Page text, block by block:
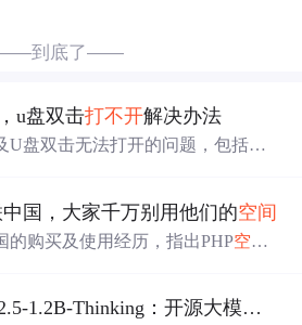
到底了——
，u盘双击打不开解决办法
U盘双击无法打开的问题，包括病
国，大家千万别用他们的空间
的购买及使用经历，指出PHP空间
Ollama部署LFM2.5-1.2B-Thinking：开源大模型在政务文档处理中的应用